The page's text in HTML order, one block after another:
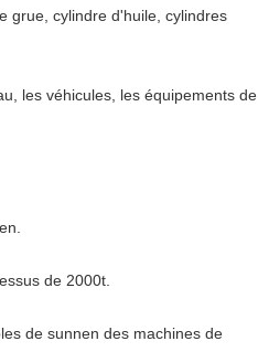
grue, cylindre d'huile, cylindres
les véhicules, les équipements de
de 2000t.
de sunnen des machines de